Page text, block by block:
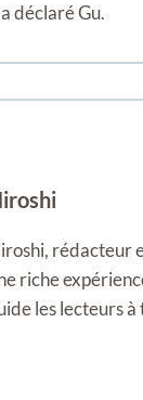
déclaré Gu.
rédacteur
riche
les lecteurs